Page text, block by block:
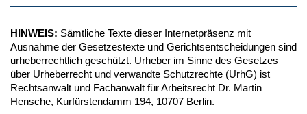
HINWEIS: Sämtliche Texte dieser Internetpräsenz mit
Ausnahme der Gesetzestexte und Gerichtsentscheidungen sind
urheberrechtlich geschützt. Urheber im Sinne des Gesetzes
über Urheberrecht und verwandte Schutzrechte (UrhG) ist
Rechtsanwalt und Fachanwalt für Arbeitsrecht Dr. Martin
Hensche, Kurfürstendamm 194, 10707 Berlin.